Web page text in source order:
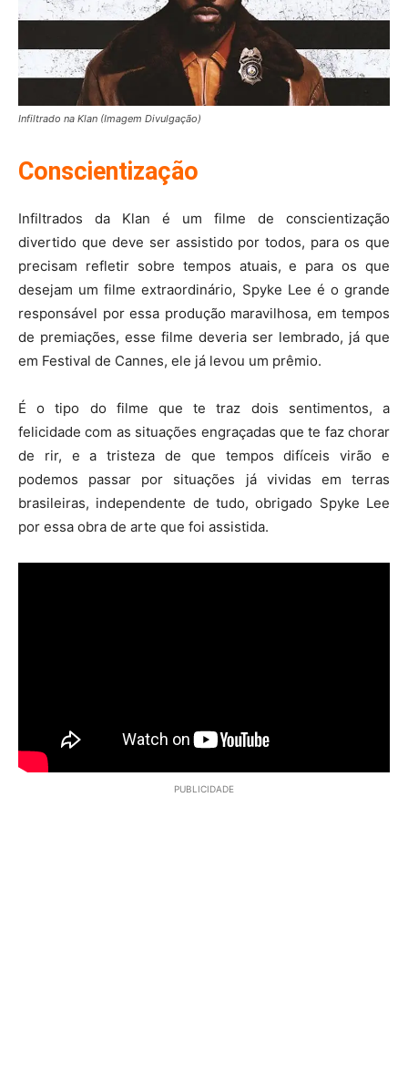
Infiltrado na Klan (Imagem Divulgação)
Conscientização
Infiltrados da Klan é um filme de conscientização
divertido que deve ser assistido por todos, para os que
precisam refletir sobre tempos atuais, e para os que
desejam um filme extraordinário, Spyke Lee é o grande
responsável por essa produção maravilhosa, em tempos
de premiações, esse filme deveria ser lembrado, já que
em Festival de Cannes, ele já levou um prêmio.
É o tipo do filme que te traz dois sentimentos, a
felicidade com as situações engraçadas que te faz chorar
de rir, e a tristeza de que tempos difíceis virão e
podemos passar por situações já vividas em terras
brasileiras, independente de tudo, obrigado Spyke Lee
por essa obra de arte que foi assistida.
PUBLICIDADE